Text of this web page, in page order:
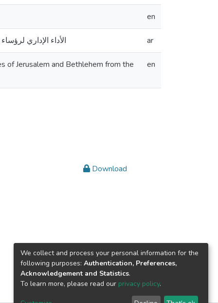
en
الأداء الإداري ar
of Jerusalem and Bethlehem from the en
Download
We collect and process your personal information for the
following purposes: Authentication, Preferences,
Acknowledgement and Statistics.
To learn more, please read our privacy policy.